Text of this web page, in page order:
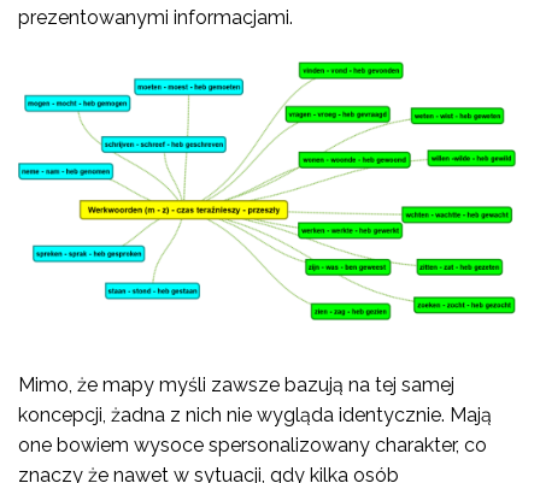
prezentowanymi informacjami.
Mimo, że mapy myśli zawsze bazują na tej samej
koncepcji, żadna z nich nie wygląda identycznie. Mają
one bowiem wysoce spersonalizowany charakter, co
znaczy że nawet w sytuacji, gdy kilka osób